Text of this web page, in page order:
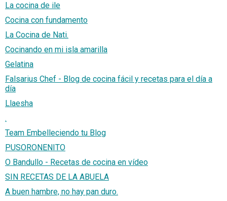
La cocina de ile
Cocina con fundamento
La Cocina de Nati.
Cocinando en mi isla amarilla
Gelatina
Falsarius Chef - Blog de cocina fácil y recetas para el día a
día
Llaesha
.
Team Embelleciendo tu Blog
PUSORONENITO
O Bandullo - Recetas de cocina en vídeo
SIN RECETAS DE LA ABUELA
A buen hambre, no hay pan duro.